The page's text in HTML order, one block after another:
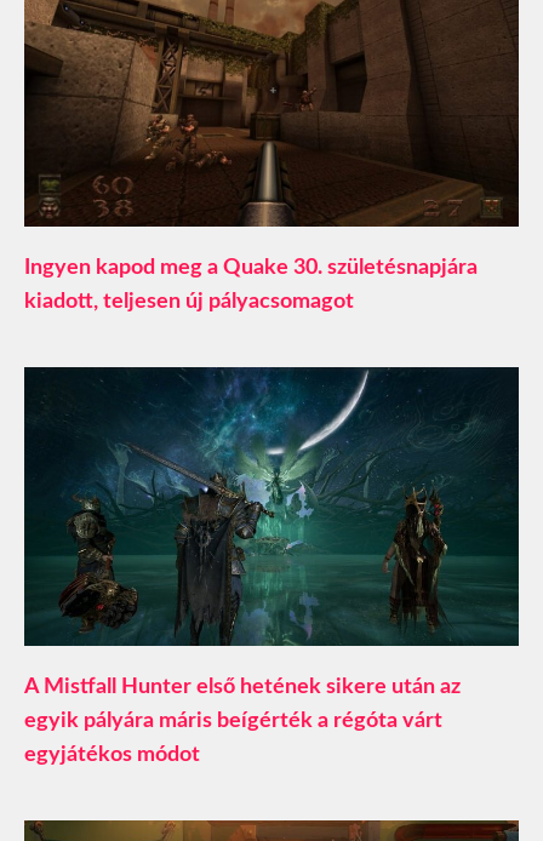
Ingyen kapod meg a Quake 30. születésnapjára
kiadott, teljesen új pályacsomagot
A Mistfall Hunter első hetének sikere után az
egyik pályára máris beígérték a régóta várt
egyjátékos módot